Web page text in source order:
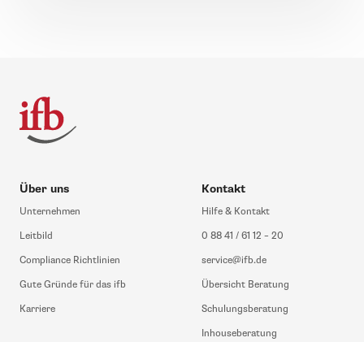
Über uns
Unternehmen
Leitbild
Compliance Richtlinien
Gute Gründe für das ifb
Karriere
Kontakt
Hilfe & Kontakt
0 88 41 / 61 12 – 20
service@ifb.de
Übersicht Beratung
Schulungsberatung
Inhouseberatung